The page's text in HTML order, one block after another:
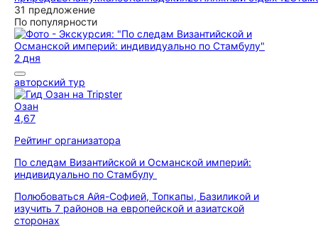
31 предложение
По популярности
2 дня
авторский тур
Озан
4,67
Рейтинг организатора
По следам Византийской и Османской империй:
индивидуально по Стамбулу
Полюбоваться Айя-Софией, Топкапы, Базиликой и
изучить 7 районов на европейской и азиатской
сторонах